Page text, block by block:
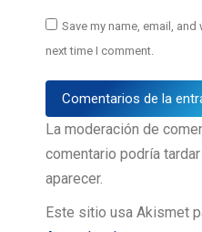
Save my name, email,
next time I comment.
Comentarios de la
La moderación de
comentario podría
aparecer.
Este sitio usa Akismet